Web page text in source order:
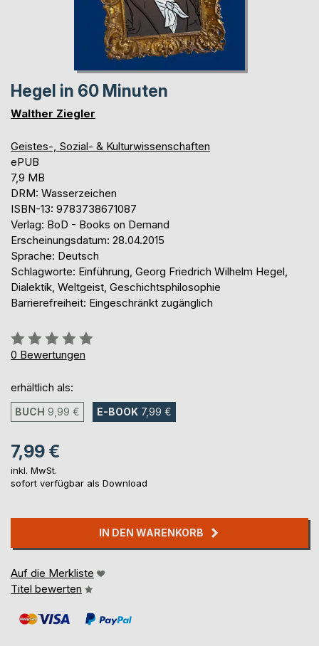
Hegel in 60 Minuten
Walther Ziegler
Geistes-, Sozial- & Kulturwissenschaften
ePUB
7,9 MB
DRM: Wasserzeichen
ISBN-13: 9783738671087
Verlag: BoD - Books on Demand
Erscheinungsdatum: 28.04.2015
Sprache: Deutsch
Schlagworte: Einführung, Georg Friedrich Wilhelm Hegel,
Dialektik, Weltgeist, Geschichtsphilosophie
Barrierefreiheit: Eingeschränkt zugänglich
Bewertung::
0%
0 Bewertungen
erhältlich als:
BUCH 9,99 € E-BOOK 7,99 €
7,99 €
inkl. MwSt.
sofort verfügbar als Download
IN DEN WARENKORB
Auf die Merkliste
Titel bewerten